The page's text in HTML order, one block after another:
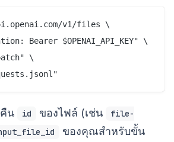
v1/files \
Bearer $OPENAI_API_KEY" \
\
น id ของไฟล์ (เช่น
file-
ของคุณสำหรับขั้น